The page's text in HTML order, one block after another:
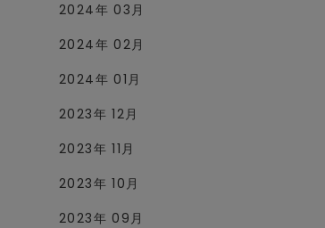
2024年 03月
2024年 02月
2024年 01月
2023年 12月
2023年 11月
2023年 10月
2023年 09月